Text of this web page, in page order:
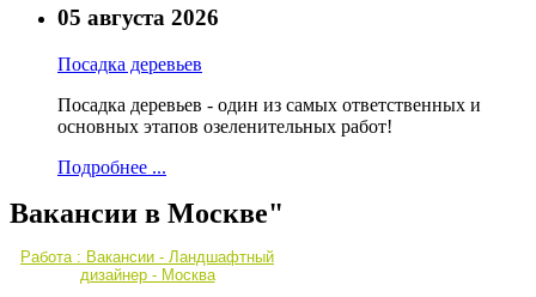
05 августа 2026
Посадка деревьев
Посадка деревьев - один из самых ответственных и
основных этапов озеленительных работ!
Подробнее ...
Вакансии в Москве"
Работа : Вакансии - Ландшафтный
дизайнер - Москва